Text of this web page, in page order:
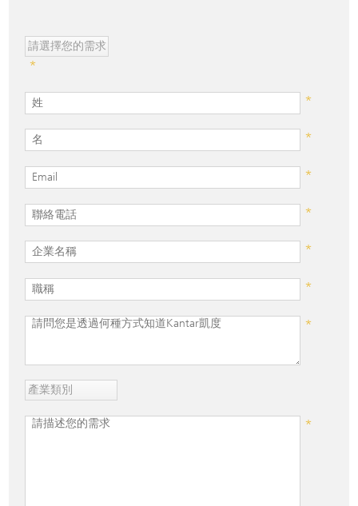
*
*
*
*
*
*
*
*
*